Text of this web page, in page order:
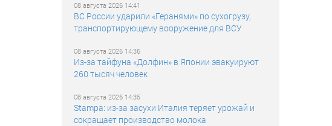
08 августа 2026 14:41
ВС России ударили «Геранями» по сухогрузу,
транспортирующему вооружение для ВСУ
08 августа 2026 14:36
Из-за тайфуна «Долфин» в Японии эвакуируют
260 тысяч человек
08 августа 2026 14:35
Stampa: из-за засухи Италия теряет урожай и
сокращает производство молока